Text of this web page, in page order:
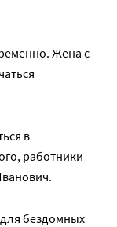
Жена с
в
работники
бездомных